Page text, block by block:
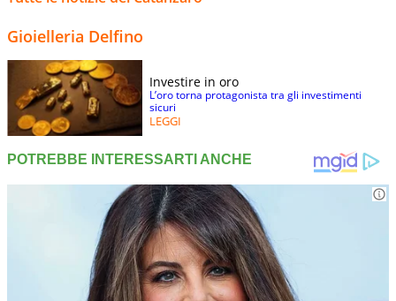
Gioielleria Delfino
Investire in oro
L’oro torna protagonista tra gli investimenti
sicuri
LEGGI